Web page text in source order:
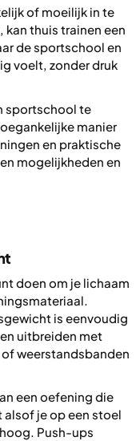
of moeilijk in te
kan thuis trainen een
de sportschool en
voelt, zonder druk
sportschool te
manier
en praktische
mogelijkheden en
doen om je lichaam
is eenvoudig
uitbreiden met
weerstandsbanden
een oefening die
alsof je op een stoel
Push-ups